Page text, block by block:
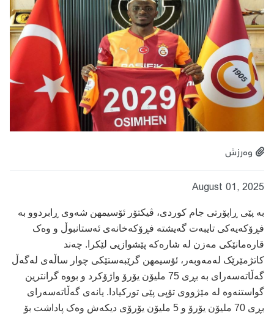
وەرزش
August 01, 2025
بە پێی ڕاپۆرتی جام کوردی، ڤیکتۆر ئۆسیمهن شەوی ڕابردوو بە
فڕۆکەیەکی تایبەت گەیشتە فڕۆکەخانەی ئەستانبوڵ و وەک
قارەمانێکی مەزن لە شارەکە پێشوازیی لێکرا. چەند
کاتژمێرێک لەمەوبەر، ئۆسیمهن گرێبەستێکی چوار ساڵەی لەگەڵ
گەڵاتەسەرای بە بڕی 75 ملیۆن یۆرۆ واژۆکرد و بووە گرانترین
گواستنەوە لە مێژووی تۆپی پێی تورکیادا. یانەی گەڵاتەسەرای
بڕی 70 ملیۆن یۆرۆ و 5 ملیۆن یۆرۆی دیکەش وەک پاداشت بۆ